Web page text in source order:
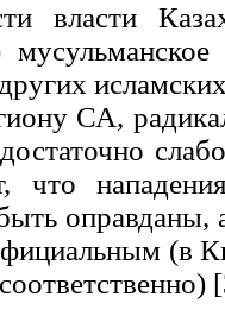
власти
СА,
что
оправданы,
(в